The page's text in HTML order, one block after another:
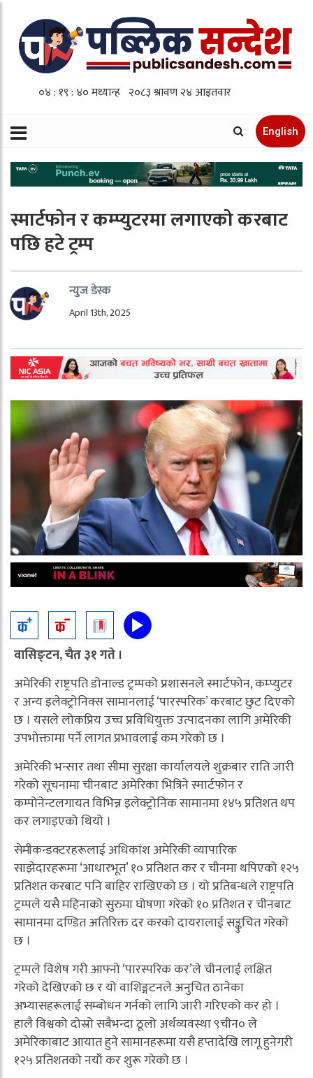
English
स्मार्टफोन र कम्प्युटरमा लगाएको करबाट
पछि हटे ट्रम्प
न्युज डेस्क
April 13th, 2025
वासिङ्टन, चैत ३१ गते ।
अमेरिकी राष्ट्रपति डोनाल्ड ट्रम्पको प्रशासनले स्मार्टफोन, कम्प्युटर
र अन्य इलेक्ट्रोनिक्स सामानलाई ‘पारस्परिक’ करबाट छुट दिएको
छ । यसले लोकप्रिय उच्च प्रविधियुक्त उत्पादनका लागि अमेरिकी
उपभोक्तामा पर्ने लागत प्रभावलाई कम गरेको छ ।
अमेरिकी भन्सार तथा सीमा सुरक्षा कार्यालयले शुक्रबार राति जारी
गरेको सूचनामा चीनबाट अमेरिका भित्रिने स्मार्टफोन र
कम्पोनेन्टलगायत विभिन्न इलेक्ट्रोनिक सामानमा १४५ प्रतिशत थप
कर लगाइएको थियो ।
सेमीकन्डक्टरहरूलाई अधिकांश अमेरिकी व्यापारिक
साझेदारहरूमा ‘आधारभूत’ १० प्रतिशत कर र चीनमा थपिएको १२५
प्रतिशत करबाट पनि बाहिर राखिएको छ । यो प्रतिबन्धले राष्ट्रपति
ट्रम्पले यसै महिनाको सुरुमा घोषणा गरेको १० प्रतिशत र चीनबाट
सामानमा दण्डित अतिरिक्त दर करको दायरालाई सङ्कुचित गरेको
छ ।
ट्रम्पले विशेष गरी आफ्नो ‘पारस्परिक कर’ले चीनलाई लक्षित
गरेको देखिएको छ र यो वाशिङ्गटनले अनुचित ठानेका
अभ्यासहरूलाई सम्बोधन गर्नको लागि जारी गरिएको कर हो ।
हालै विश्वको दोस्रो सबैभन्दा ठूलो अर्थव्यवस्था ९चीन० ले
अमेरिकाबाट आयात हुने सामानहरूमा यसै हप्तादेखि लागू हुनेगरी
१२५ प्रतिशतको नयाँ कर शुरू गरेको छ ।